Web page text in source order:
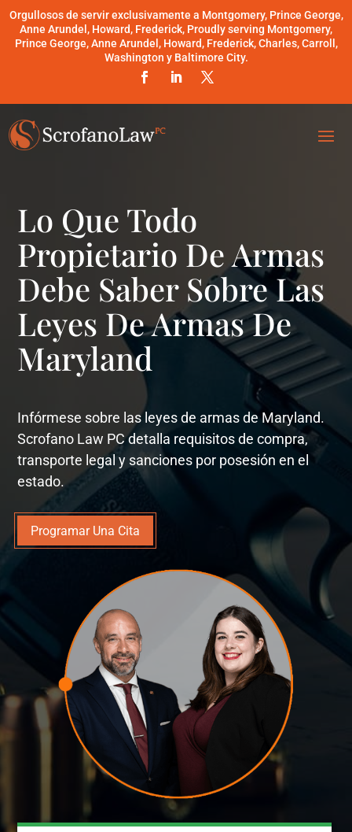
Orgullosos de servir exclusivamente a Montgomery, Prince George,
Anne Arundel, Howard, Frederick, Proudly serving Montgomery,
Prince George, Anne Arundel, Howard, Frederick, Charles, Carroll,
Washington y Baltimore City.
Lo Que Todo
Propietario De Armas
Debe Saber Sobre Las
Leyes De Armas De
Maryland
Infórmese sobre las leyes de armas de Maryland.
Scrofano Law PC detalla requisitos de compra,
transporte legal y sanciones por posesión en el
estado.
Programar Una Cita